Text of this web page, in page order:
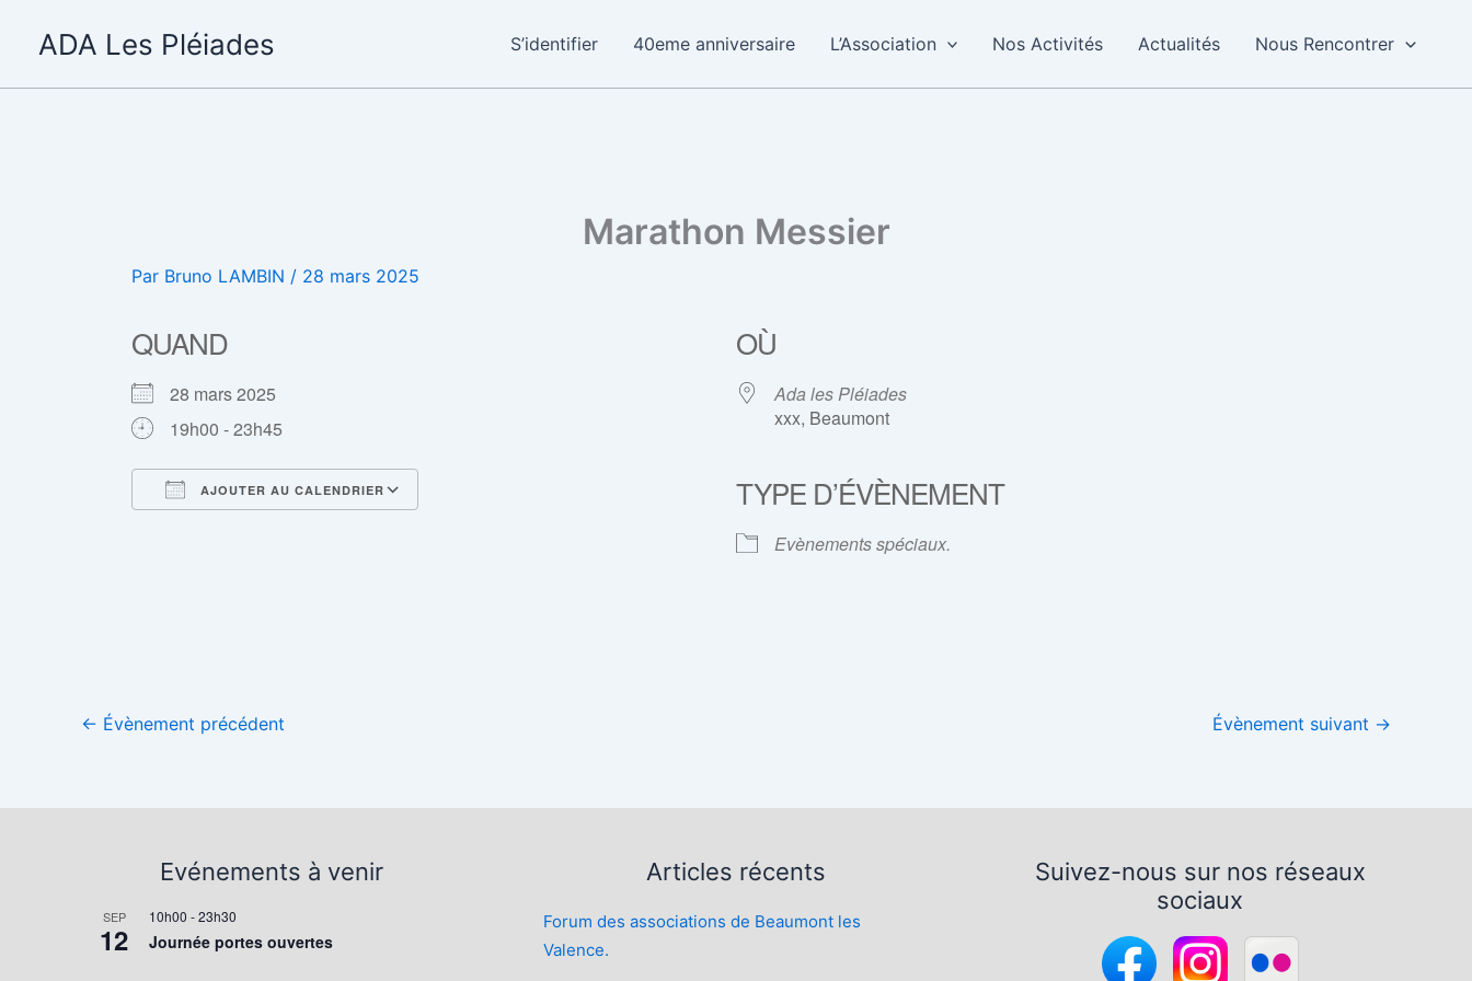
ADA Les Pléiades S’identifier 40eme anniversaire L’Association Nos Activités Actualités Nous Rencontrer
Marathon Messier
Par Bruno LAMBIN / 28 mars 2025
QUAND
28 mars 2025
19h00 - 23h45
AJOUTER AU CALENDRIER
iCalendar
OÙ
Ada les Pléiades
xxx, Beaumont
TYPE D’ÉVÈNEMENT
Evènements spéciaux.
← Évènement précédent Évènement suivant →
Evénements à venir
SEP
12
10h00 -23h30
Journée portes ouvertes
Articles récents
Forum des associations de Beaumont les
Valence.
Suivez-nous sur nos réseaux
sociaux